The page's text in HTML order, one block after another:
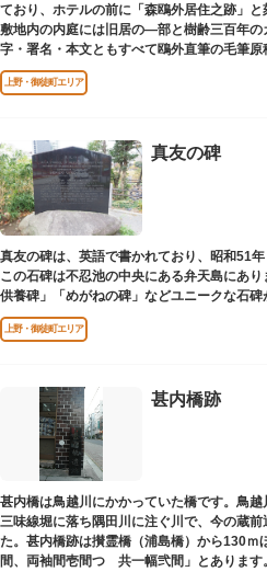
ており、ホテルの前に「森鴎外居住之跡」
敷地内の内庭には旧居の―部と樹齢三百年の
字・署名・本文ともすべて鴎外直筆の毛筆
文学碑も建っています。
上野・御徒町エリア
真友の碑
真友の碑は、英語で書かれており、昭和51
この石碑は不忍池の中央にある弁天島にあ
供養碑」「めがねの碑」などユニークな石碑
上野・御徒町エリア
甚内橋跡
甚内橋は鳥越川にかかっていた橋です。鳥越
三味線堀に落ち隅田川に注ぐ川で、今の蔵
た。甚内橋跡は攅霊橋（浦島橋）から130ｍ
間、両袖間壱間つゞ共一幅弐間」とありま